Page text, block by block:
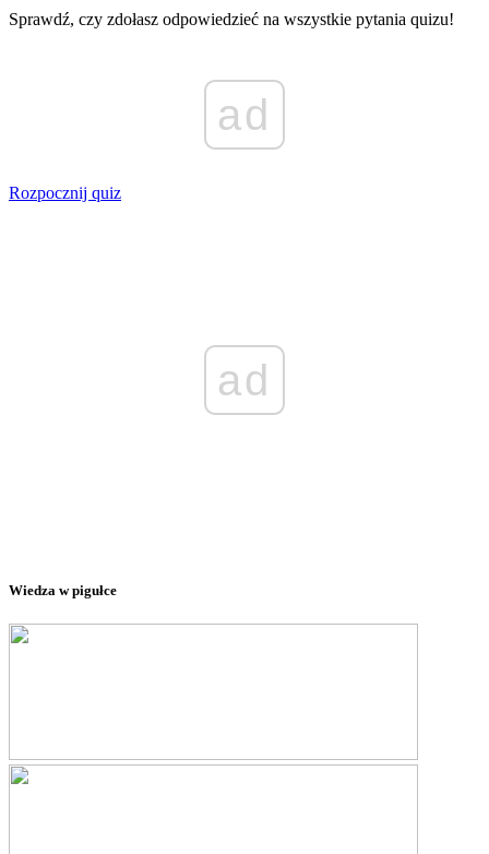
Sprawdź, czy zdołasz odpowiedzieć na wszystkie pytania quizu!
ad
Rozpocznij quiz
ad
Wiedza w pigułce